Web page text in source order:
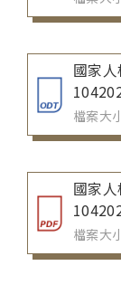
國家
檔案大
國家
檔案大